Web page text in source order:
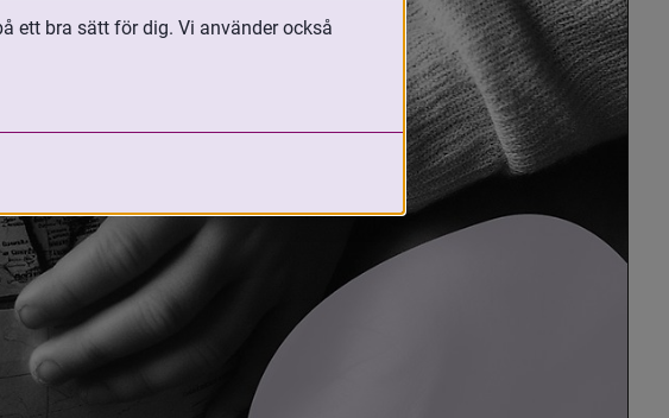
ett bra sätt för dig. Vi använder också